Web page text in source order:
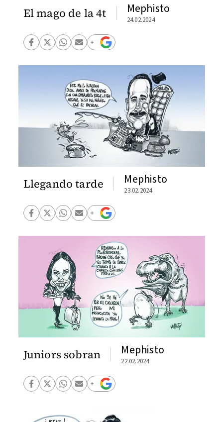
El mago de la 4t Mephisto
24.02.2024
Llegando tarde Mephisto
23.02.2024
Juniors sobran Mephisto
22.02.2024